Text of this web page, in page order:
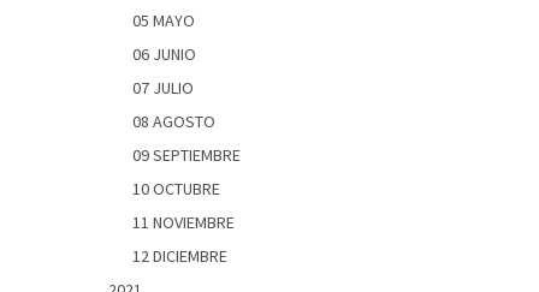
05 MAYO
06 JUNIO
07 JULIO
08 AGOSTO
09 SEPTIEMBRE
10 OCTUBRE
11 NOVIEMBRE
12 DICIEMBRE